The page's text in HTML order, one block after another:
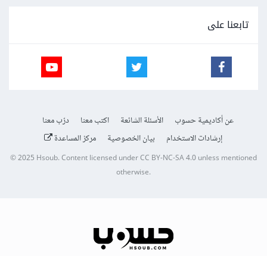
تابعنا على
عن أكاديمية حسوب الأسئلة الشائعة اكتب معنا
درّب معنا
إرشادات الاستخدام
بيان الخصوصية مركز المساعدة
© 2025Hsoub.Content licensed underCC BY-NC-SA 4.0unless mentioned
otherwise.